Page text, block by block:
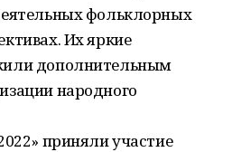
фольклорных
Их яркие
дополнительным
народного
приняли участие